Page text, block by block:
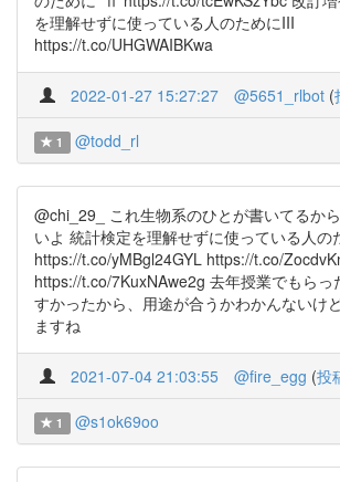
を理解せずに使っている人のためにIII
https://t.co/UHGWAIBKwa
2022-01-27 15:27:27 @5651_rlbot (
1 @todd_rl
@chi_29_ これ生物系のひとが書いてるか
いよ 統計検定を理解せずに使っている人
https://t.co/yMBgl24GYL https://t.co/
https://t.co/7KuxNAwe2g 去年授業でもらっ
すかったから、用途が合うかわかんないけ
ますね
2021-07-04 21:03:55 @fire_egg (投
1 @s1ok69oo